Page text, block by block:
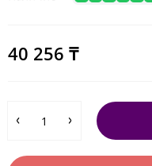
40 256 ₸